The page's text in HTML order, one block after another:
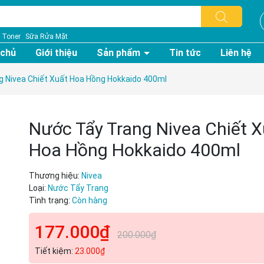
Toner Sữa Rửa Mặt
Giới thiệu Sản phẩm Tin tức Liên hệ
Nivea Chiết Xuất Hoa Hồng Hokkaido 400ml
Nước Tẩy Trang Nivea Chiết
Hoa Hồng Hokkaido 400ml
Thương hiệu: Nivea
Loại: Nước Tẩy Trang
Tình trạng: Còn hàng
177.000₫ 200.000₫
Tiết kiệm: 23.000₫